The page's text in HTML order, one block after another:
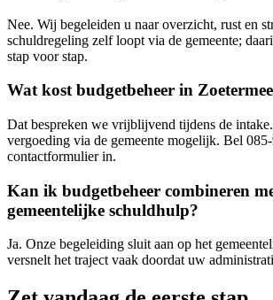
Nee. Wij begeleiden u naar overzicht, rust en
schuldregeling zelf loopt via de gemeente;
stap voor stap.
Wat kost budgetbeheer in
Dat bespreken we vrijblijvend tijdens de
vergoeding via de gemeente mogelijk. Bel
contactformulier in.
Kan ik budgetbeheer combineren
gemeentelijke schuldhulp?
Ja. Onze begeleiding sluit aan op het
versnelt het traject vaak doordat uw